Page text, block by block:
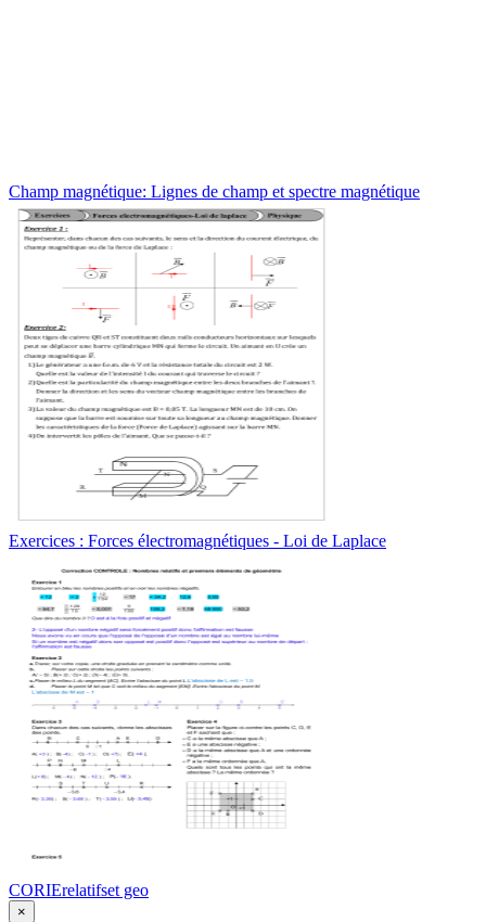
Champ magnétique: Lignes de champ et spectre magnétique
Exercices : Forces électromagnétiques - Loi de Laplace
CORIErelatifset geo
×